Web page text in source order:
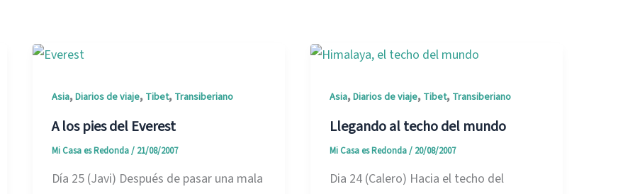
Asia,Diarios de viaje, Tibet, Transiberiano
A los pies del Everest
Mi Casa es Redonda/ 21/08/2007
Día 25 (Javi) Después de pasar una mala
Asia,Diarios de viaje, Tibet, Transiberiano
Llegando al techo del mundo
Mi Casa es Redonda/ 20/08/2007
Dia 24 (Calero) Hacia el techo del